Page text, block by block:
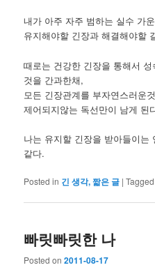
내가 아주 자주 범하는 실수 가
유지해야할 긴장과 해결해야할
때로는 건강한 긴장을 통해서
것을 간과한채,
모든 긴장관계를 부자연스러운
제어되지않는 독선만이 남게 된
나는 유지할 긴장을 받아들이는
같다.
Posted in 긴 생각, 짧은 글 |Tagged
빠릿빠릿한 나
Posted on2011-08-17